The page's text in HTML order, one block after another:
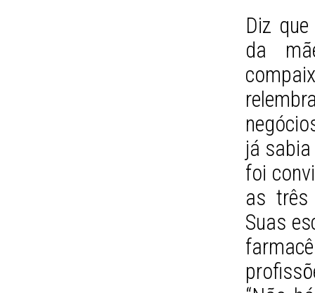
Diz
da
já
foi
as três
Suas